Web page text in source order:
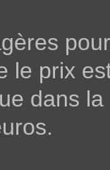
le prix
dans